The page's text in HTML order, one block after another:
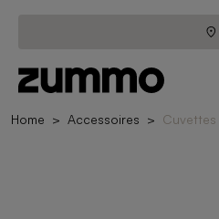
Home Accessoires Cuvettes